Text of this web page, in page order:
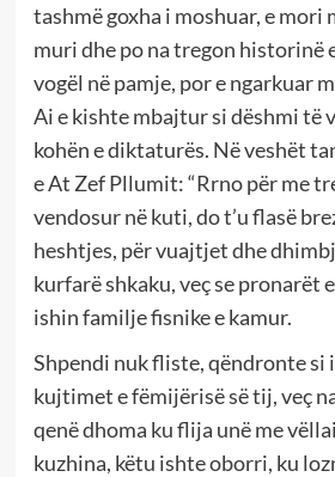
tashmë goxha i moshuar, e mori
muri dhe po na tregon historinë
vogël në pamje, por e ngarkuar
Ai e kishte mbajtur si dëshmi të
kohën e diktaturës. Në veshët
e At Zef Pllumit: “Rrno për me
vendosur në kuti, do t’u flasë
heshtjes, për vuajtjet dhe
kurfarë shkaku, veç se pronarët
ishin familje fisnike e kamur.
Shpendi nuk fliste, qëndronte si
kujtimet e fëmijërisë së tij, veç
qenë dhoma ku flija unë me
kuzhina, këtu ishte oborri, ku